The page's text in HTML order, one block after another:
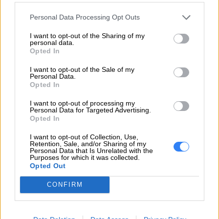
Personal Data Processing Opt Outs
I want to opt-out of the Sharing of my
personal data.
Opted In
I want to opt-out of the Sale of my
Personal Data.
Opted In
I want to opt-out of processing my
Personal Data for Targeted Advertising.
Opted In
I want to opt-out of Collection, Use,
Retention, Sale, and/or Sharing of my
Personal Data that Is Unrelated with the
Purposes for which it was collected.
Opted Out
CONFIRM
wszystkich swoich klientów, którzy poszukują
wymagających aplikacji i tym samym
bezproblemowej, efektywnej pracy każdego dnia i
LenovoThinkStation P, w skład której wchodzą
urządzenia o bardzo zróżnicowanych funkcjach i
parametrach, wśród których każdy ma możliwość
znalezienia rozwiązania dokładnie dopasowanego
ThinkStation P – stacje robocze dla
najbardziej wymagających
Inwestując w któryśkomputer Lenovoz tej serii,
możesz liczyć przede wszystkim na potężne